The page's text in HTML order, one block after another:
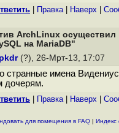
Правка| Наверх
ArchLinux осуществил
на MariaDB"
pkdr(?), 26-Мрт-13, 17:07
странные имена
дочерям.
Правка| Наверх
для помещения в FAQ | Индекс